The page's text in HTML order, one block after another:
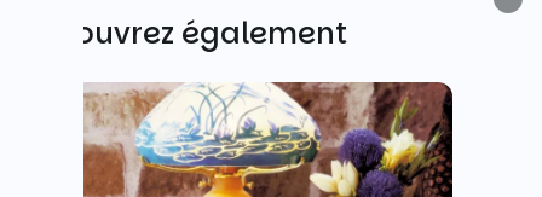
Découvrez également